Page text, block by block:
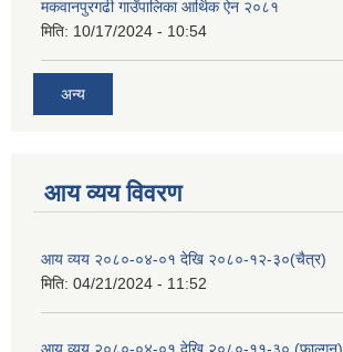
मकवानपुरगढी गाउँपालिका आर्थिक ‌‌‌ऐन २०८१
मिति: 10/17/2024 - 10:54
अन्य
आय व्यय विवरण
आय व्यय २०८०-०४-०१ देखि २०८०-१२-३०(चैत्र)
मिति: 04/21/2024 - 11:52
आय व्यय २०८०-०४-०१ देखि २०८०-११-३० (फाल्गुन)